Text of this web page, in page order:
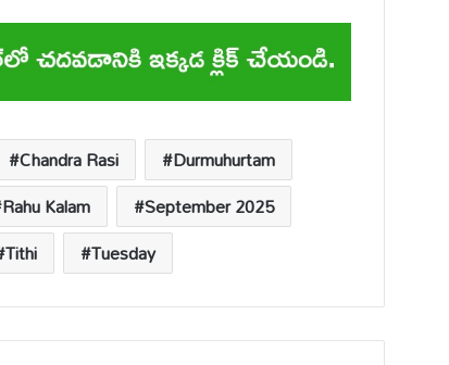
Chandra Rasi
Durmuhurtam
Rahu Kalam
September 2025
Tithi Tuesday